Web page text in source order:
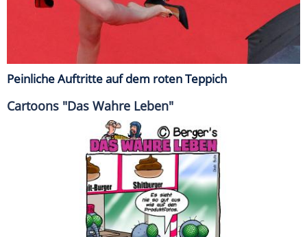
Peinliche Auftritte auf dem roten Teppich
Cartoons "Das Wahre Leben"